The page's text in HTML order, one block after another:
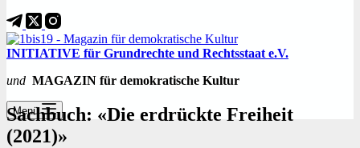
INITIATIVE für Grundrechte und Rechtsstaat e.V.
und MAGAZIN für demokratische Kultur
Menü
Sachbuch: «Die erdrückte Freiheit
(2021)»